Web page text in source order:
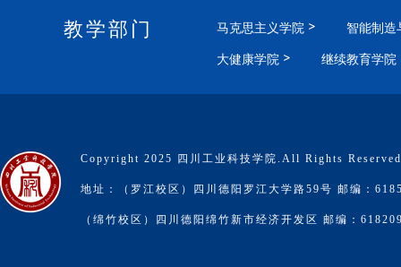
教学部门 马克思主义学院
智能制造
大健康学院
继续教育学院
Copyright 2025 四川工业科技学院.All Rights
地址：（罗江校区）四川德阳罗江大学路59号 邮编：
（绵竹校区）四川德阳绵竹新市经济开发区 邮编：